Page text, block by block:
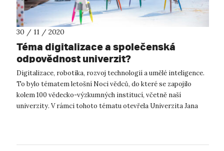
30 / 11 / 2020
Téma digitalizace a společenská
odpovědnost univerzit?
Digitalizace, robotika, rozvoj technologií a umělé inteligence.
To bylo tématem letošní Noci vědců, do které se zapojilo
kolem 100 vědecko-výzkumných institucí, včetně naší
univerzity. V rámci tohoto tématu otevřela Univerzita Jana